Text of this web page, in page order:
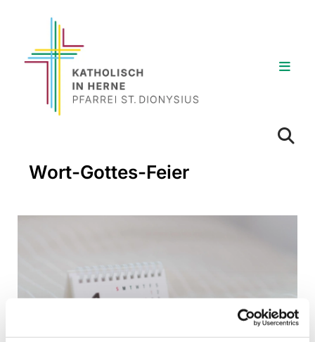
Wort-Gottes-Feier